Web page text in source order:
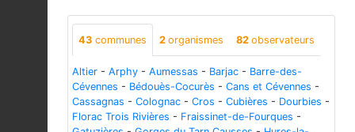
43 communes 2 organismes 82 observateurs
Altier - Arphy - Aumessas - Barjac - Barre-des-
Cévennes - Bédouès-Cocurès - Cans et Cévennes -
Cassagnas - Colognac - Cros - Cubières - Dourbies -
Florac Trois Rivières - Fraissinet-de-Fourques -